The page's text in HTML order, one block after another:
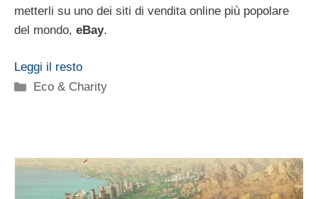
metterli su uno dei siti di vendita online più popolare
del mondo, eBay.
Leggi il resto
Categorie
Eco & Charity